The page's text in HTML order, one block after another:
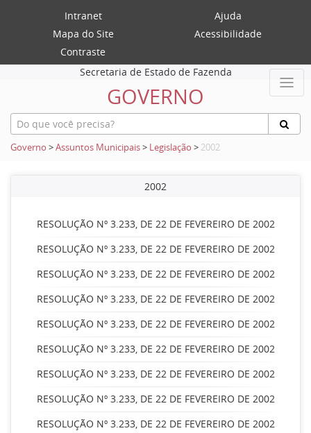
Intranet
Ajuda
Mapa do Site
Acessibilidade
Contraste
Secretaria de Estado de Fazenda
GOVERNO
Governo >Assuntos Municipais> Legislação > 2002
2002
RESOLUÇÃO Nº 3.233, DE 22 DE FEVEREIRO DE 2002
RESOLUÇÃO Nº 3.233, DE 22 DE FEVEREIRO DE 2002
RESOLUÇÃO Nº 3.233, DE 22 DE FEVEREIRO DE 2002
RESOLUÇÃO Nº 3.233, DE 22 DE FEVEREIRO DE 2002
RESOLUÇÃO Nº 3.233, DE 22 DE FEVEREIRO DE 2002
RESOLUÇÃO Nº 3.233, DE 22 DE FEVEREIRO DE 2002
RESOLUÇÃO Nº 3.233, DE 22 DE FEVEREIRO DE 2002
RESOLUÇÃO Nº 3.233, DE 22 DE FEVEREIRO DE 2002
RESOLUÇÃO Nº 3.233, DE 22 DE FEVEREIRO DE 2002